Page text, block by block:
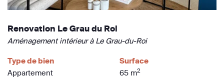
Renovation Le Grau du Roi
Aménagement intérieur à Le Grau-du-Roi
Type de bien
Appartement
Surface
65 m2